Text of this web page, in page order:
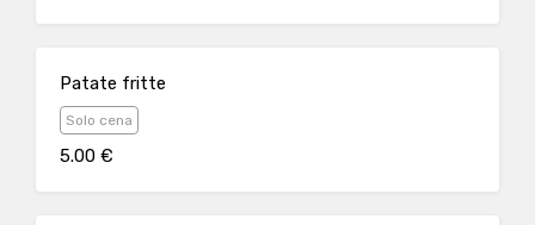
Patate fritte
Solo cena
5.00 €